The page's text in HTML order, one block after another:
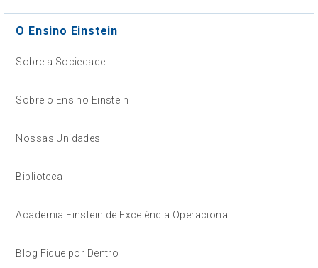
O Ensino Einstein
Sobre a Sociedade
Sobre o Ensino Einstein
Nossas Unidades
Biblioteca
Academia Einstein de Excelência Operacional
Blog Fique por Dentro